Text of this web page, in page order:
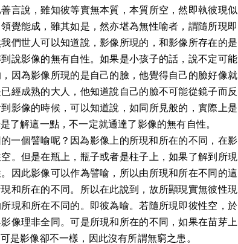
言說，雖知彼等實無本質，本質所空，然即執彼現似
覺能成，雖其如是，然亦堪為無性喻者，謂隨所現即
們世人可以知道說，影像所現的，和影像所存在的是
說影像的無有自性。如果是小孩子的話，說不定可能
因為影像所現的是自己的臉，他覺得自己的臉好像就
經成熟的大人，他知道說自己的臉不可能從鏡子而反
影像的時候，可以知道說，如同所見般的，實際上是
了解這一點，不一定就通達了影像的無有自性。
一個譬喻呢？因為影像上的所現和所在的不同，在影
。但是在瓶上，瓶子或者是柱子上，如果了解到所現
因此影像可以作為譬喻，所以由所現和所在不同的這
和所在的不同。所以在此說到，故所顯現實無彼性現
現和所在不同的。即彼為喻。若隨所現即彼性空，於
像理非全同。可是所現和所在的不同，如果在苗芽上
是影像卻不一樣，因此沒有所謂無窮之患。